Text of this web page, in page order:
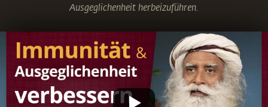
Ausgeglichenheit herbeizuführen.